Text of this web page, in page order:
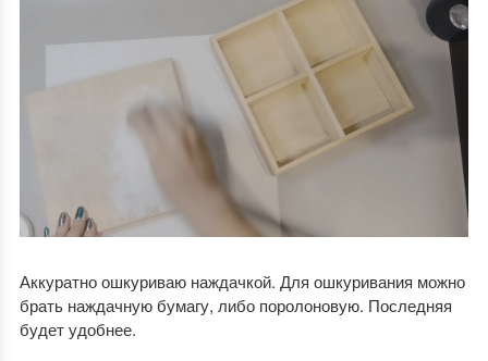
Аккуратно ошкуриваю наждачкой. Для ошкуривания можно
брать наждачную бумагу, либо поролоновую. Последняя
будет удобнее.